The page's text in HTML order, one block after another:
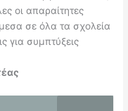
οι απαραίτητες
σε όλα τα σχολεία
για συμπτύξεις